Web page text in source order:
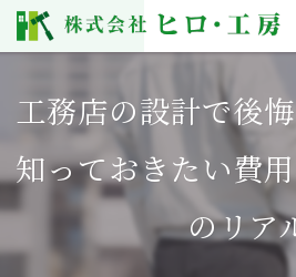
工務店の設計で後
知っておきたい費
のリア